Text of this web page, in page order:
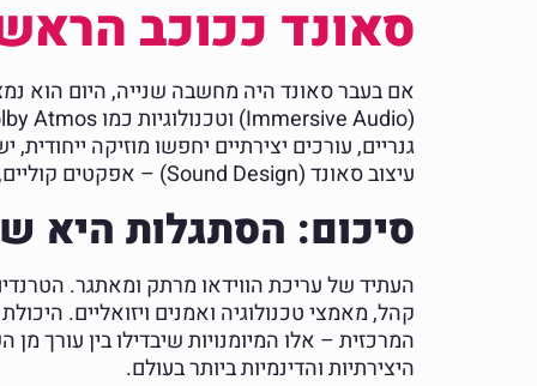
סאונד ככוכב
אם בעבר סאונד היה מחשבה שנייה, היום הוא
עיצוב סאונד (Sound Design) – אפקטים קוליים, בניית אווירה ושתיקות דרמטיות – יהפוך לחלק בלתי נפרד מתהליך העריכה היצירתי.
סיכום: הסתגלות
המרכזית – אלו המיומנויות שיבדילו בין עורך
היצירתיות והדינמיות ביותר בעולם.